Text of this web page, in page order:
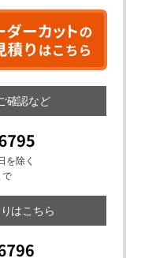
確認など
を除く
で
はこちら